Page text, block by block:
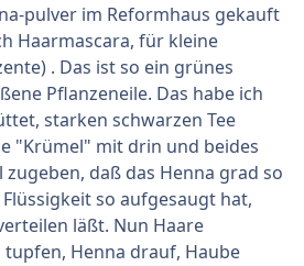
pulver im Reformhaus gekauft
Haarmascara, für kleine
. Das ist so ein grünes
Pflanzeneile. Das habe ich
starken schwarzen Tee
"Krümel" mit drin und beides
daß das Henna grad so
so aufgesaugt hat,
läßt. Nun Haare
Henna drauf, Haube